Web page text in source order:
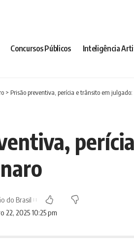
Concursos Públicos Inteligência
> Prisão preventiva, perícia e trânsito em
22, 2025 10:25 pm
do Brasil